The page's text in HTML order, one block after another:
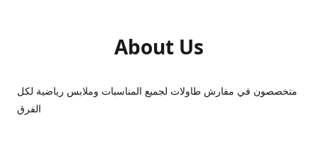
About Us
متخصصون في مفارش طاولات لجميع المناسبات وملابس رياضية لكل
الفرق